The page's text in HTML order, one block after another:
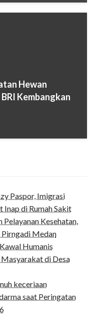
Hewan
Kembangkan
Paspor, Imigrasi
Inap di Rumah Sakit
Kesehatan,
Pirngadi Medan‎
Humanis
Masyarakat di Desa
keceriaan
saat Peringatan